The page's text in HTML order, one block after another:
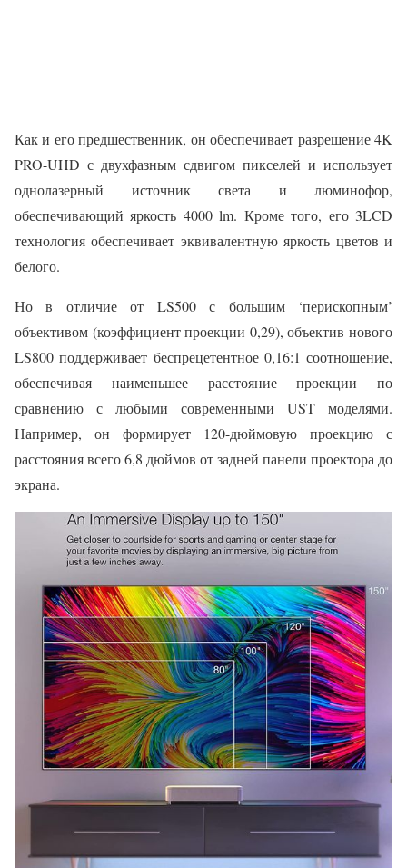
Как и его предшественник, он обеспечивает разрешение 4K
PRO-UHD с двухфазным сдвигом пикселей и использует
однолазерный источник света и люминофор,
обеспечивающий яркость 4000 lm. Кроме того, его 3LCD
технология обеспечивает эквивалентную яркость цветов и
белого.
Но в отличие от LS500 с большим ‘перископным’
объективом (коэффициент проекции 0,29), объектив нового
LS800 поддерживает беспрецетентное 0,16:1 соотношение,
обеспечивая наименьшее расстояние проекции по
сравнению с любыми современными UST моделями.
Например, он формирует 120-дюймовую проекцию с
расстояния всего 6,8 дюймов от задней панели проектора до
экрана.